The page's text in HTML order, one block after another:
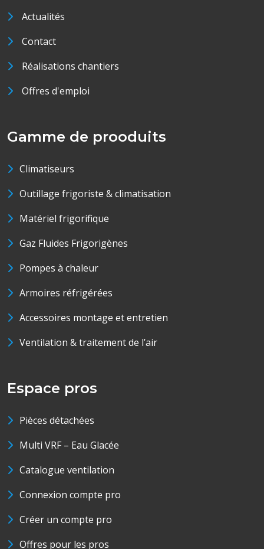
Actualités
Contact
Réalisations chantiers
Offres d'emploi
Gamme de prooduits
Climatiseurs
Outillage frigoriste & climatisation
Matériel frigorifique
Gaz Fluides Frigorigènes
Pompes à chaleur
Armoires réfrigérées
Accessoires montage et entretien
Ventilation & traitement de l’air
Espace pros
Pièces détachées
Multi VRF – Eau Glacée
Catalogue ventilation
Connexion compte pro
Créer un compte pro
Offres pour les pros